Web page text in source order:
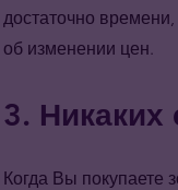
достаточно
об изменении цен.
3.
Когда Вы покупаете